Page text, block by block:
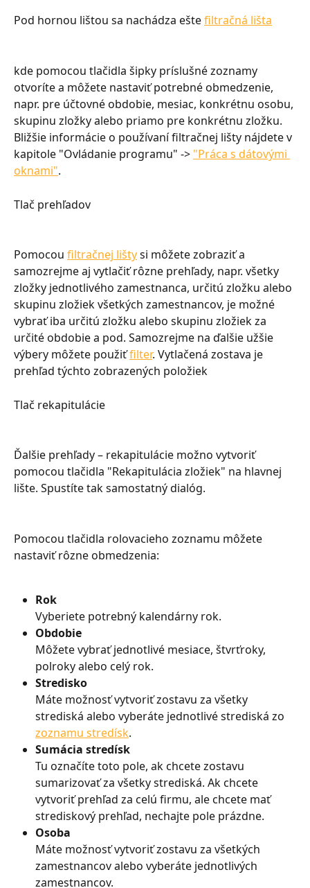
Pod hornou lištou sa nachádza ešte filtračná lišta
kde pomocou tlačidla šipky príslušné zoznamy
otvoríte a môžete nastaviť potrebné obmedzenie,
napr. pre účtovné obdobie, mesiac, konkrétnu osobu,
skupinu zložky alebo priamo pre konkrétnu zložku.
Bližšie informácie o používaní filtračnej lišty nájdete v
kapitole "Ovládanie programu" -> "Práca s dátovými
oknami".
Tlač prehľadov
Pomocou filtračnej lišty si môžete zobraziť a
samozrejme aj vytlačiť rôzne prehľady, napr. všetky
zložky jednotlivého zamestnanca, určitú zložku alebo
skupinu zložiek všetkých zamestnancov, je možné
vybrať iba určitú zložku alebo skupinu zložiek za
určité obdobie a pod. Samozrejme na ďalšie užšie
výbery môžete použiť filter. Vytlačená zostava je
prehľad týchto zobrazených položiek
Tlač rekapitulácie
Ďalšie prehľady – rekapitulácie možno vytvoriť
pomocou tlačidla "Rekapitulácia zložiek" na hlavnej
lište. Spustíte tak samostatný dialóg.
Pomocou tlačidla rolovacieho zoznamu môžete
nastaviť rôzne obmedzenia:
Rok
Vyberiete potrebný kalendárny rok.
Obdobie
Môžete vybrať jednotlivé mesiace, štvrťroky,
polroky alebo celý rok.
Stredisko
Máte možnosť vytvoriť zostavu za všetky
strediská alebo vyberáte jednotlivé strediská zo
zoznamu stredísk.
Sumácia stredísk
Tu označíte toto pole, ak chcete zostavu
sumarizovať za všetky strediská. Ak chcete
vytvoriť prehľad za celú firmu, ale chcete mať
strediskový prehľad, nechajte pole prázdne.
Osoba
Máte možnosť vytvoriť zostavu za všetkých
zamestnancov alebo vyberáte jednotlivých
zamestnancov.